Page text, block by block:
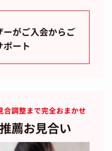
がご入会からご
ポート
合調整まで完全おまかせ
薦お見合い